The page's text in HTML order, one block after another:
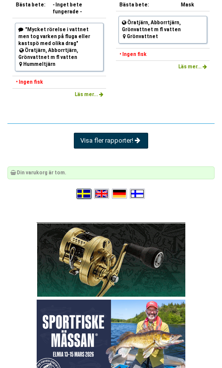
Bästa bete:
- Inget bete
fungerade -
"Mycket rörelse i vattnet
men tog varken på fluga eller
kastspö med olika drag"
Öratjärn, Abborrtjärn,
Grönvattnet m fl vatten
Hummeltjärn
• Ingen fisk
Läs mer...
Bästa bete: Mask
Öratjärn, Abborrtjärn,
Grönvattnet m fl vatten
Grönvattnet
• Ingen fisk
Läs mer...
Visa fler rapporter!
Din varukorg är tom.